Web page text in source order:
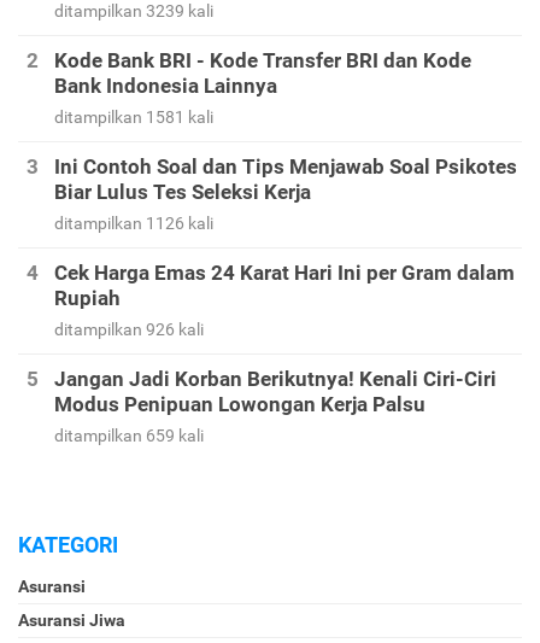
ditampilkan 3239 kali
Kode Bank BRI - Kode Transfer BRI dan Kode
Bank Indonesia Lainnya
ditampilkan 1581 kali
Ini Contoh Soal dan Tips Menjawab Soal Psikotes
Biar Lulus Tes Seleksi Kerja
ditampilkan 1126 kali
Cek Harga Emas 24 Karat Hari Ini per Gram dalam
Rupiah
ditampilkan 926 kali
Jangan Jadi Korban Berikutnya! Kenali Ciri-Ciri
Modus Penipuan Lowongan Kerja Palsu
ditampilkan 659 kali
KATEGORI
Asuransi
Asuransi Jiwa